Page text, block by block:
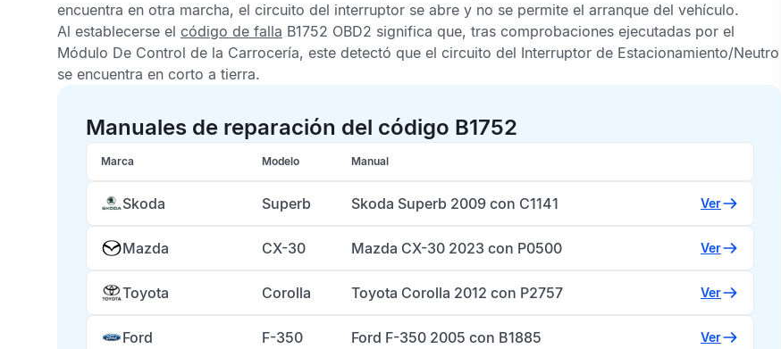
encuentra en otra marcha, el circuito del interruptor se abre y no se permite el arranque del vehículo.
Al establecerse el código de falla B1752 OBD2 significa que, tras comprobaciones ejecutadas por el
Módulo De Control de la Carrocería, este detectó que el circuito del Interruptor de Estacionamiento/Neutro
se encuentra en corto a tierra.
Manuales de reparación del código B1752
Marca Modelo Manual
Skoda Superb Skoda Superb 2009 con C1141 Ver
Mazda CX-30 Mazda CX-30 2023 con P0500 Ver
Toyota Corolla Toyota Corolla 2012 con P2757 Ver
Ford F-350 Ford F-350 2005 con B1885 Ver